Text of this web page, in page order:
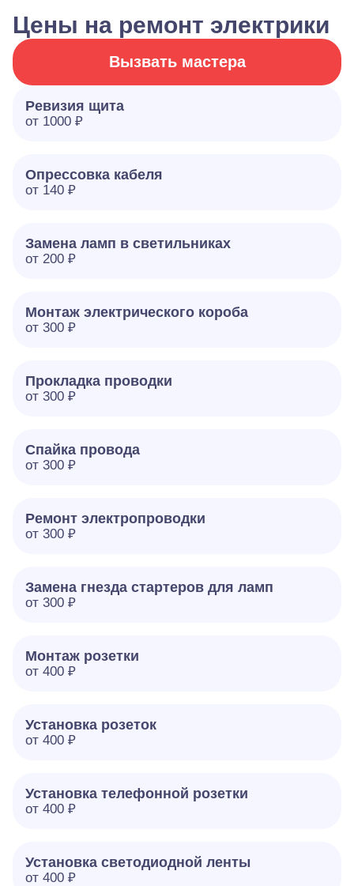
Цены на ремонт электрики
Вызвать мастера
Ревизия щита
от 1000 ₽
Опрессовка кабеля
от 140 ₽
Замена ламп в светильниках
от 200 ₽
Монтаж электрического короба
от 300 ₽
Прокладка проводки
от 300 ₽
Спайка провода
от 300 ₽
Ремонт электропроводки
от 300 ₽
Замена гнезда стартеров для ламп
от 300 ₽
Монтаж розетки
от 400 ₽
Установка розеток
от 400 ₽
Установка телефонной розетки
от 400 ₽
Установка светодиодной ленты
от 400 ₽